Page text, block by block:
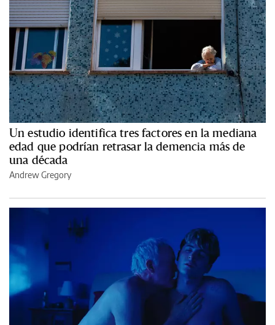
Un estudio identifica tres factores en la mediana
edad que podrían retrasar la demencia más de
una década
Andrew Gregory